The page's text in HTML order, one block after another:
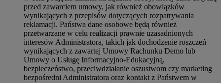
przed zawarciem umowy, jak również obowiązków
wynikających z przepisów dotyczących rozpatrywania
reklamacji. Państwa dane osobowe będą również
przetwarzane w celu realizacji prawnie uzasadnionych
interesów Administratora, takich jak dochodzenie roszczeń
wynikających z zawartej Umowy Rachunku Demo lub
Umowy o Usługę Informacyjno-Edukacyjną,
bezpieczeństwo, przeciwdziałanie oszustwom czy marketing
bezpośredni Administratora oraz kontakt z Państwem w